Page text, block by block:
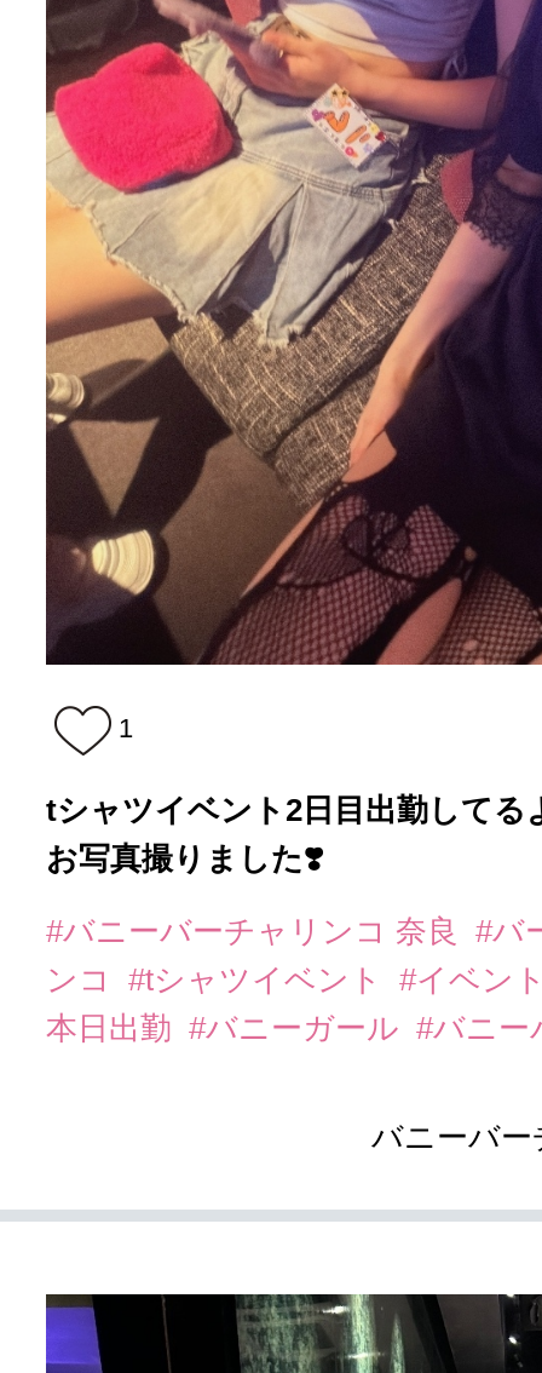
1
tシャツイベント2日目出勤してる
お写真撮りました❣️
#バニーバーチャリンコ 奈良
#バ
ンコ
#tシャツイベント
#イベン
本日出勤 #バニーガール #バニ
バニーバ